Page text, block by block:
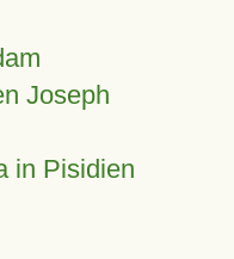
Joseph
in Pisidien